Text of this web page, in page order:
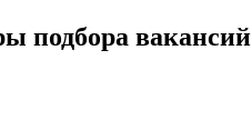
подбора вакансий